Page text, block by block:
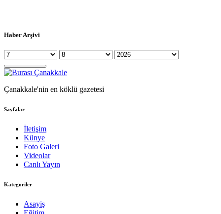
Haber Arşivi
Çanakkale'nin en köklü gazetesi
Sayfalar
İletişim
Künye
Foto Galeri
Videolar
Canlı Yayın
Kategoriler
Asayiş